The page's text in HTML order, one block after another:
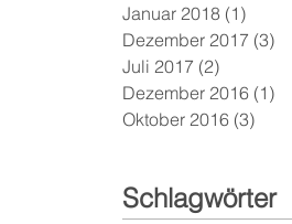
Januar 2018 (1)
Dezember 2017 (3)
Juli 2017 (2)
Dezember 2016 (1)
Oktober 2016 (3)
Schlagwörter